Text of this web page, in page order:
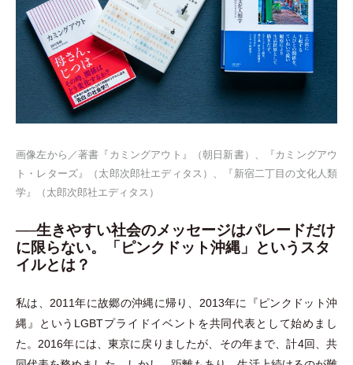
画像左から／著書『カミングアウト』 （朝日新書）
、『カミングアウ
ト ・ レターズ』 （ 太郎次郎社エディタス ）
、『新宿二丁目の文化人類
学』
（ 太郎次郎社エディタス ）
──生きやすい社会のメッセージはパレードだけ
に限らない。「ピンクドット沖縄」というスタ
イルとは？
私は、2011年に故郷の沖縄に帰り、2013年に『ピンクドット沖
縄』というLGBTプライドイベントを共同代表として始めまし
た。2016年には、東京に戻りましたが、その年まで、計4回、共